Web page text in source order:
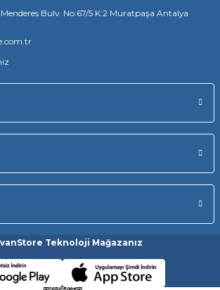
Bulv. No:67/5 K:2 Muratpaşa Antalya
Teknoloji Mağazanız